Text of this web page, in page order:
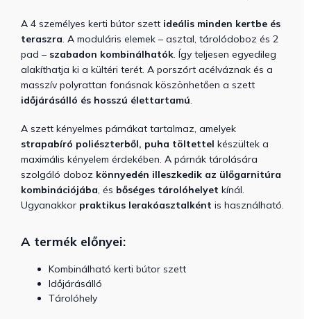
A 4 személyes kerti bútor szett ideális minden kertbe és
teraszra. A moduláris elemek – asztal, tárolódoboz és 2
pad – szabadon kombinálhatók. Így teljesen egyedileg
alakíthatja ki a kültéri terét. A porszórt acélváznak és a
masszív polyrattan fonásnak köszönhetően a szett
időjárásálló és hosszú élettartamú.
A szett kényelmes párnákat tartalmaz, amelyek
strapabíró poliészterből, puha töltettel készültek a
maximális kényelem érdekében. A párnák tárolására
szolgáló doboz könnyedén illeszkedik az ülőgarnitúra
kombinációjába, és bőséges tárolóhelyet kínál.
Ugyanakkor praktikus lerakóasztalként is használható.
A termék előnyei:
Kombinálható kerti bútor szett
Időjárásálló
Tárolóhely